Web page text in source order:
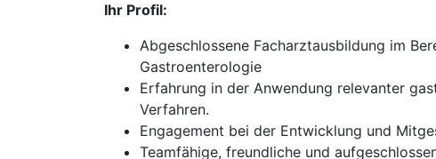
Ihr Profil:
Abgeschlossene Facharztausbildung im
Gastroenterologie
Erfahrung in der Anwendung relevanter
Verfahren.
Engagement bei der Entwicklung und
Teamfähige, freundliche und